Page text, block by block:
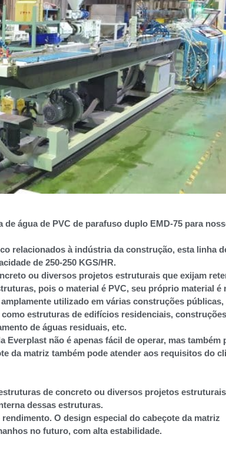
água de PVC de parafuso duplo EMD-75 para
relacionados à indústria da construção, esta linha
de 250-250 KGS/HR.
ou diversos projetos estruturais que exijam
pois o material é PVC, seu próprio material é
utilizado em várias construções públicas,
estruturas de edifícios residenciais, construções
de águas residuais, etc.
Everplast não é apenas fácil de operar, mas também
da matriz também pode atender aos requisitos do
de concreto ou diversos projetos
dessas estruturas.
O design especial do cabeçote da matriz
no futuro, com alta estabilidade.